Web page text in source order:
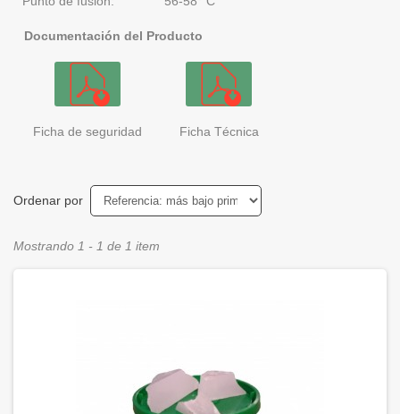
Documentación del Producto
Ficha de seguridad Ficha Técnica
Ordenar por
Mostrando 1 - 1 de 1 item